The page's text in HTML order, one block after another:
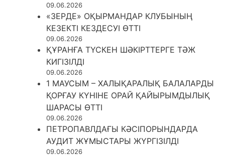
09.06.2026
«ЗЕРДЕ» ОҚЫРМАНДАР КЛУБЫНЫҢ
КЕЗЕКТІ КЕЗДЕСУІ ӨТТІ
09.06.2026
ҚҰРАНҒА ТҮСКЕН ШӘКІРТТЕРГЕ ТӘЖ
КИГІЗІЛДІ
09.06.2026
1 МАУСЫМ – ХАЛЫҚАРАЛЫҚ БАЛАЛАРДЫ
ҚОРҒАУ КҮНІНЕ ОРАЙ ҚАЙЫРЫМДЫЛЫҚ
ШАРАСЫ ӨТТІ
09.06.2026
ПЕТРОПАВЛДАҒЫ КӘСІПОРЫНДАРДА
АУДИТ ЖҰМЫСТАРЫ ЖҮРГІЗІЛДІ
09.06.2026